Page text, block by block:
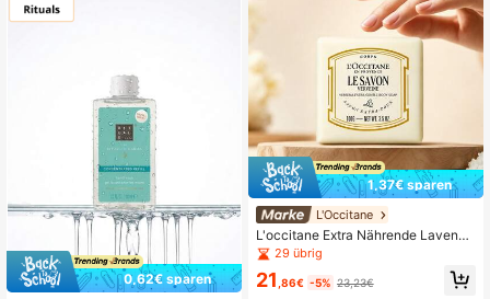
0,62€ sparen
1,37€ sparen
L'Occitane
L'occitane Extra Nährende Lavende
lseife - 100g - Nettogewicht 3,5 Un
zen
29 übrig
21 ,86€ -5% 23,23€